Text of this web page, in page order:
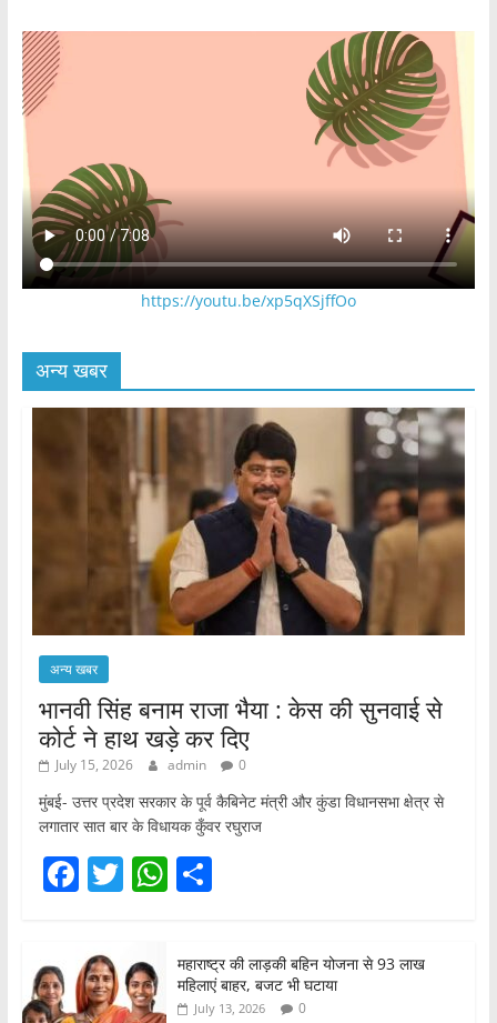
https://youtu.be/xp5qXSjffOo
अन्य खबर
अन्य खबर
भानवी सिंह बनाम राजा भैया : केस की सुनवाई से
कोर्ट ने हाथ खड़े कर दिए
July 15, 2026 admin 0
मुंबई- उत्तर प्रदेश सरकार के पूर्व कैबिनेट मंत्री और कुंडा विधानसभा क्षेत्र से
लगातार सात बार के विधायक कुँवर रघुराज
F
c
e
T
er
W
s
S
ar
e
महाराष्ट्र की लाड़की बहिन योजना से 93 लाख
महिलाएं बाहर, बजट भी घटाया
July 13, 2026 0